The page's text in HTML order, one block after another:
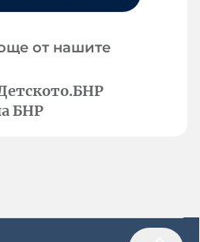
от нашите
БНР